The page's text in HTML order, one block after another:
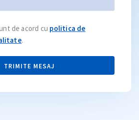
de acord cu politica de
.
TRIMITE MESAJ